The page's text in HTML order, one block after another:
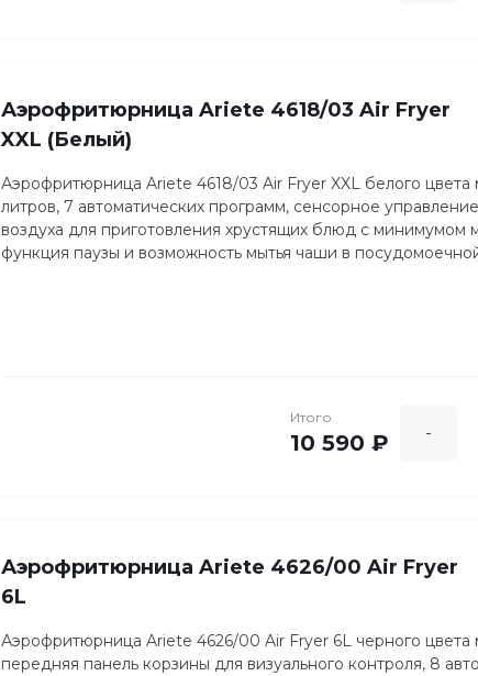
Аэрофритюрница Ariete 4618/03 Air Fryer
XXL (Белый)
Аэрофритюрница Ariete 4618/03 Air Fryer XXL белого
литров, 7 автоматических программ, сенсорное
воздуха для приготовления хрустящих блюд с минимумом
функция паузы и возможность мытья чаши в
Итого
10 590 ₽ -
Аэрофритюрница Ariete 4626/00 Air Fryer
6L
Аэрофритюрница Ariete 4626/00 Air Fryer 6L черного
передняя панель корзины для визуального контроля, 8